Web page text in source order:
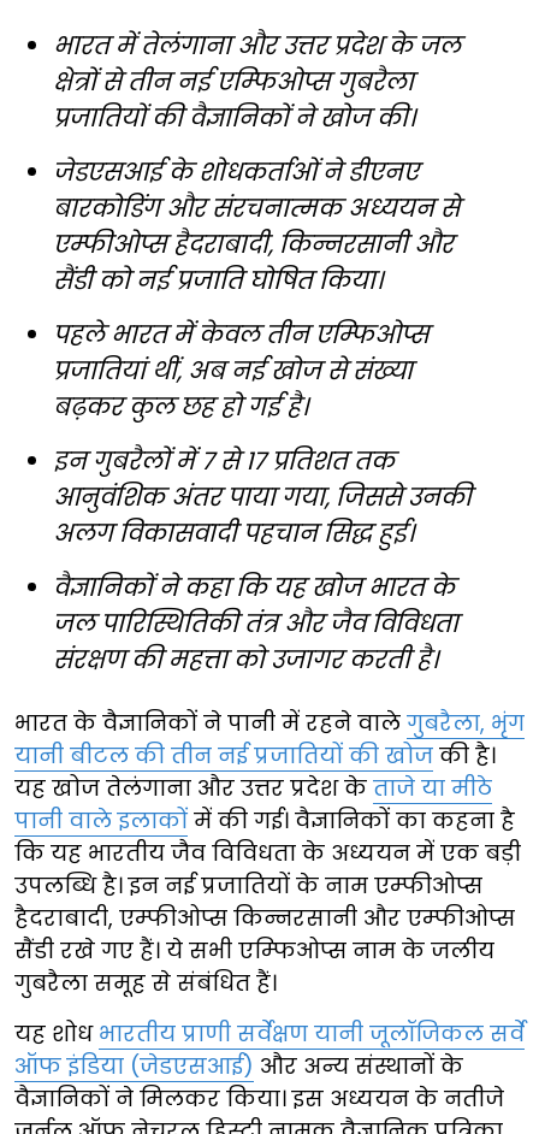
भारत में तेलंगाना और उत्तर प्रदेश के जल
क्षेत्रों से तीन नई एम्फिओप्स गुबरैला
प्रजातियों की वैज्ञानिकों ने खोज की।
जेडएसआई के शोधकर्ताओं ने डीएनए
बारकोडिंग और संरचनात्मक अध्ययन से
एम्फीओप्स हैदराबादी, किन्नरसानी और
सैंडी को नई प्रजाति घोषित किया।
पहले भारत में केवल तीन एम्फिओप्स
प्रजातियां थीं, अब नई खोज से संख्या
बढ़कर कुल छह हो गई है।
इन गुबरैलों में 7 से 17 प्रतिशत तक
आनुवंशिक अंतर पाया गया, जिससे उनकी
अलग विकासवादी पहचान सिद्ध हुई।
वैज्ञानिकों ने कहा कि यह खोज भारत के
जल पारिस्थितिकी तंत्र और जैव विविधता
संरक्षण की महत्ता को उजागर करती है।
भारत के वैज्ञानिकों ने पानी में रहने वाले गुबरैला, भृंग
यानी बीटल की तीन नई प्रजातियों की खोज की है।
यह खोज तेलंगाना और उत्तर प्रदेश के ताजे या मीठे
पानी वाले इलाकों में की गई। वैज्ञानिकों का कहना है
कि यह भारतीय जैव विविधता के अध्ययन में एक बड़ी
उपलब्धि है। इन नई प्रजातियों के नाम एम्फीओप्स
हैदराबादी, एम्फीओप्स किन्नरसानी और एम्फीओप्स
सैंडी रखे गए हैं। ये सभी एम्फिओप्स नाम के जलीय
गुबरैला समूह से संबंधित हैं।
यह शोध भारतीय प्राणी सर्वेक्षण यानी जूलॉजिकल सर्वे
ऑफ इंडिया (जेडएसआई) और अन्य संस्थानों के
वैज्ञानिकों ने मिलकर किया। इस अध्ययन के नतीजे